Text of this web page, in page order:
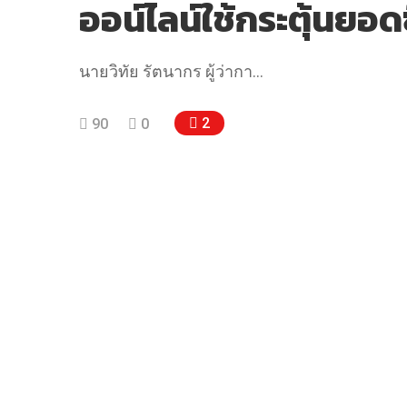
ออน์ไลน์ใช้กระตุ้นยอ
นายวิทัย รัตนากร ผู้ว่ากา…
90 0 2